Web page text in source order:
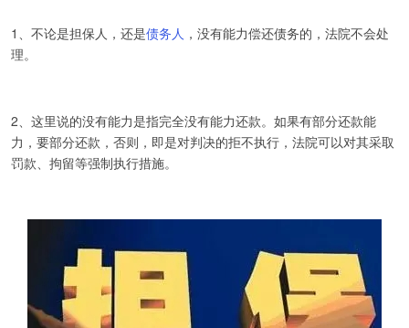
1、不论是担保人，还是债务人 ，没有能力偿还债务的，法院不会处
理。
2、这里说的没有能力是指完全没有能力还款。如果有部分还款能
力，要部分还款，否则，即是对判决的拒不执行，法院可以对其采取
罚款、拘留等强制执行措施。